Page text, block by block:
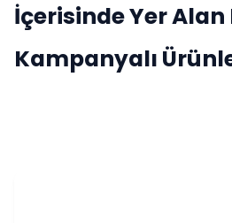
İçerisinde Yer Alan
Kampanyalı